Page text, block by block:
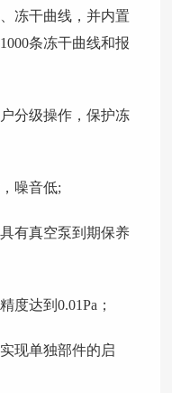
冻干曲线，并内置
条冻干曲线和报
分级操作，保护冻
噪音低;
有真空泵到期保养
度达到0.01Pa；
现单独部件的启